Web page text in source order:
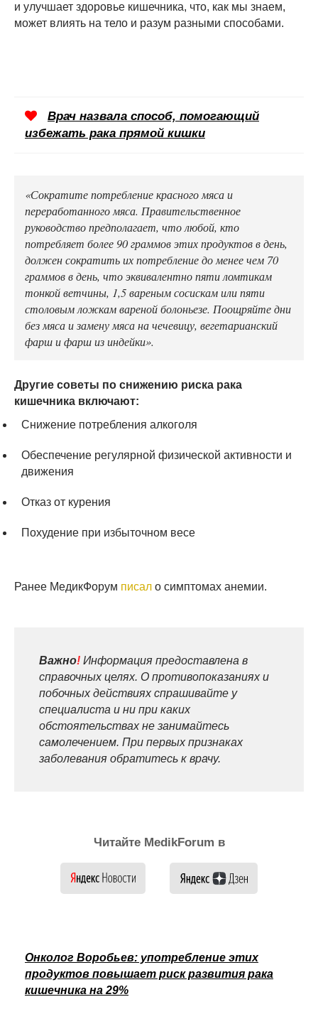
и улучшает здоровье кишечника, что, как мы знаем,
может влиять на тело и разум разными способами.
Врач назвала способ, помогающий
избежать рака прямой кишки
«Сократите потребление красного мяса и
переработанного мяса. Правительственное
руководство предполагает, что любой, кто
потребляет более 90 граммов этих продуктов в день,
должен сократить их потребление до менее чем 70
граммов в день, что эквивалентно пяти ломтикам
тонкой ветчины, 1,5 вареным сосискам или пяти
столовым ложкам вареной болоньезе. Поощряйте дни
без мяса и замену мяса на чечевицу, вегетарианский
фарш и фарш из индейки».
Другие советы по снижению риска рака
кишечника включают:
Снижение потребления алкоголя
Обеспечение регулярной физической активности и
движения
Отказ от курения
Похудение при избыточном весе
Ранее МедикФорум писал о симптомах анемии.
Важно! Информация предоставлена в
справочных целях. О противопоказаниях и
побочных действиях спрашивайте у
специалиста и ни при каких
обстоятельствах не занимайтесь
самолечением. При первых признаках
заболевания обратитесь к врачу.
Читайте MedikForum в
Онколог Воробьев: употребление этих
продуктов повышает риск развития рака
кишечника на 29%